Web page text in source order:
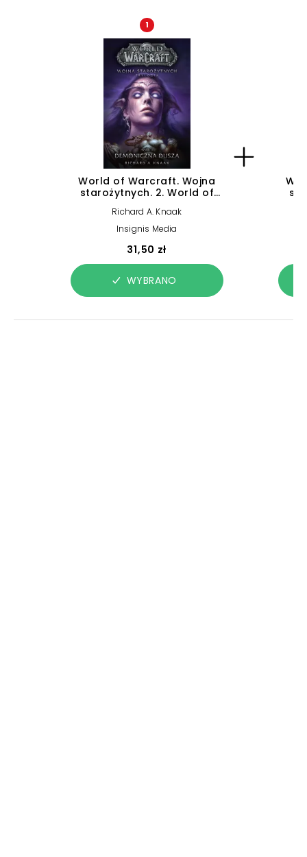
1
World of Warcraft. Wojna
starożytnych. 2. World of
Dusza. Wojna starożytnych.
T (e-book)
Richard A. Knaak
Insignis Media
31,50 zł
WYBRANO